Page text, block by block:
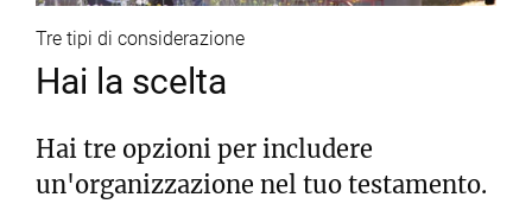
Tre tipi di considerazione
Hai la scelta
Hai tre opzioni per includere
un'organizzazione nel tuo testamento.